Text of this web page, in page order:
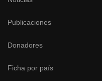
Publicaciones
Donadores
Ficha por país